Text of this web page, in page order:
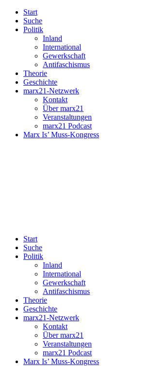
Start
Suche
Politik
Inland
International
Gewerkschaft
Antifaschismus
Theorie
Geschichte
marx21-Netzwerk
Kontakt
Über marx21
Veranstaltungen
marx21 Podcast
Marx Is’ Muss-Kongress
Start
Suche
Politik
Inland
International
Gewerkschaft
Antifaschismus
Theorie
Geschichte
marx21-Netzwerk
Kontakt
Über marx21
Veranstaltungen
marx21 Podcast
Marx Is’ Muss-Kongress